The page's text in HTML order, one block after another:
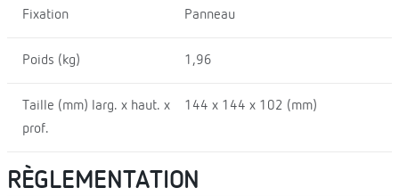
Fixation Panneau
Poids (kg) 1,96
Taille (mm) larg. x haut. x
prof.
144 x 144 x 102 (mm)
RÈGLEMENTATION